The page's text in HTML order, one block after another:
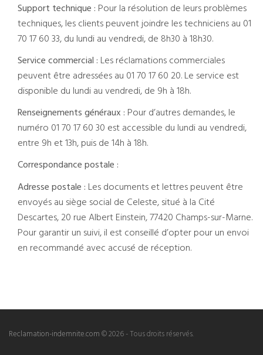
Support technique : Pour la résolution de leurs problèmes
techniques, les clients peuvent joindre les techniciens au 01
70 17 60 33, du lundi au vendredi, de 8h30 à 18h30.
Service commercial : Les réclamations commerciales
peuvent être adressées au 01 70 17 60 20. Le service est
disponible du lundi au vendredi, de 9h à 18h.
Renseignements généraux : Pour d’autres demandes, le
numéro 01 70 17 60 30 est accessible du lundi au vendredi,
entre 9h et 13h, puis de 14h à 18h.
Correspondance postale :
Adresse postale : Les documents et lettres peuvent être
envoyés au siège social de Celeste, situé à la Cité
Descartes, 20 rue Albert Einstein, 77420 Champs-sur-Marne.
Pour garantir un suivi, il est conseillé d’opter pour un envoi
en recommandé avec accusé de réception.
Reclamation-indemnite.com© 2026 - Tous droits réservés.